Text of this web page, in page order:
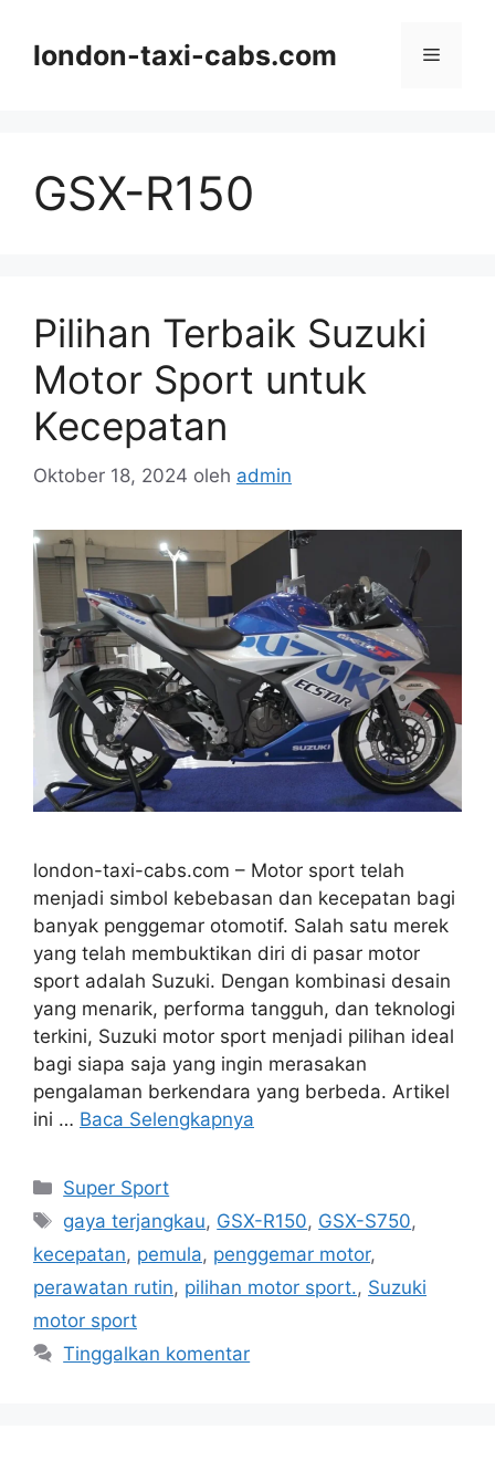
london-taxi-cabs.com Menu
GSX-R150
Pilihan Terbaik Suzuki
Motor Sport untuk
Kecepatan
Oktober 18, 2024 oleh admin
london-taxi-cabs.com – Motor sport telah
menjadi simbol kebebasan dan kecepatan bagi
banyak penggemar otomotif. Salah satu merek
yang telah membuktikan diri di pasar motor
sport adalah Suzuki. Dengan kombinasi desain
yang menarik, performa tangguh, dan teknologi
terkini, Suzuki motor sport menjadi pilihan ideal
bagi siapa saja yang ingin merasakan
pengalaman berkendara yang berbeda. Artikel
ini … Baca Selengkapnya
Kategori
Super Sport
Tag
gaya terjangkau, GSX-R150, GSX-S750,
kecepatan, pemula, penggemar motor,
perawatan rutin, pilihan motor sport., Suzuki
motor sport
Tinggalkan komentar